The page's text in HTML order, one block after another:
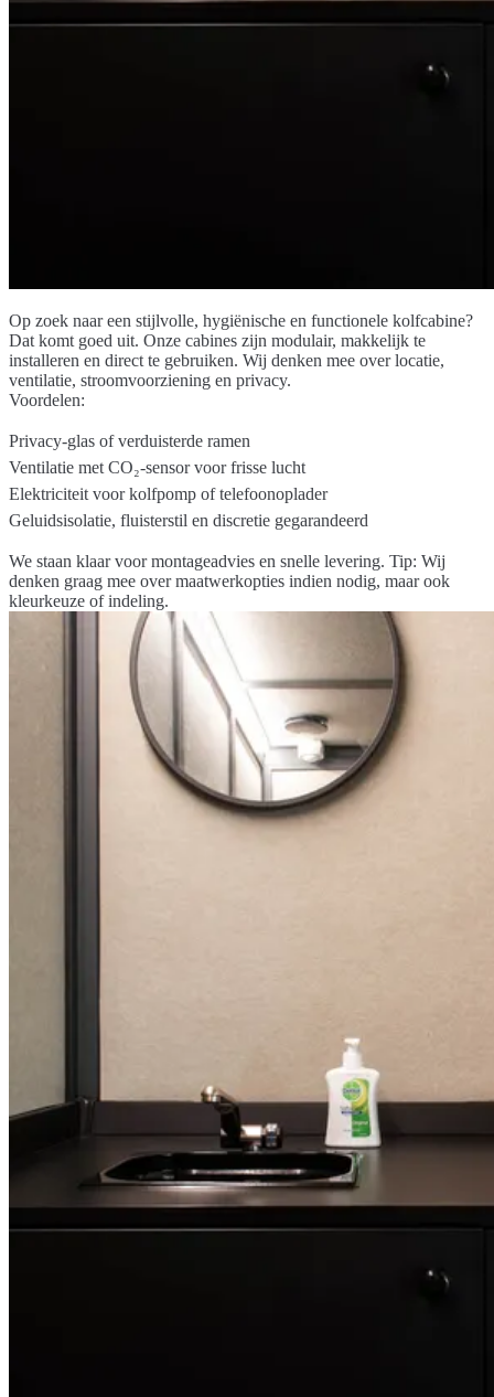
Op zoek naar een stijlvolle, hygiënische en functionele kolfcabine?
Dat komt goed uit. Onze cabines zijn modulair, makkelijk te
installeren en direct te gebruiken. Wij denken mee over locatie,
ventilatie, stroomvoorziening en privacy.
Voordelen:
Privacy-glas of verduisterde ramen
Ventilatie met CO₂‑sensor voor frisse lucht
Elektriciteit voor kolfpomp of telefoonoplader
Geluidsisolatie, fluisterstil en discretie gegarandeerd
We staan klaar voor montageadvies en snelle levering. Tip: Wij
denken graag mee over maatwerkopties indien nodig, maar ook
kleurkeuze of indeling.